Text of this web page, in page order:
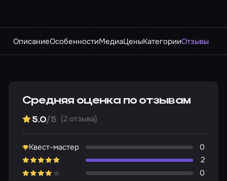
ОписаниеОсобенностиМедиаЦеныКатегорииОтзывы
Средняя оценка по отзывам
5.0/5 (2 отзыва)
Квест-мастер
0
2
0